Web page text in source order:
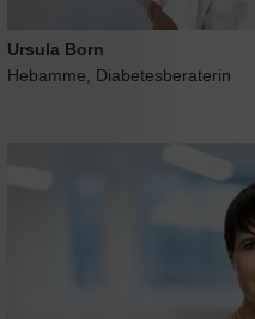
Ursula Born
Hebamme, Diabetesberaterin